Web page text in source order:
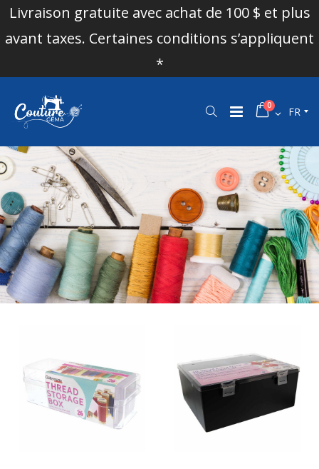
Livraison gratuite avec achat de 100 $ et plus
avant taxes. Certaines conditions s’appliquent
*
0 FR